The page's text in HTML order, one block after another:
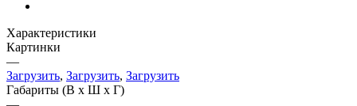
Характеристики
Картинки
—
Загрузить, Загрузить, Загрузить
Габариты (В х Ш х Г)